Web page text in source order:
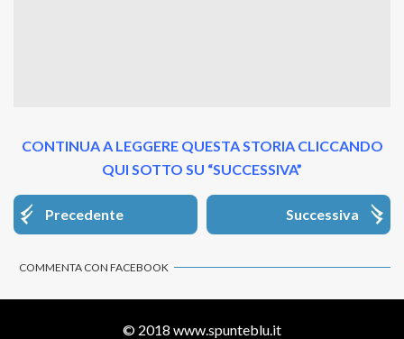
CONTINUA A LEGGERE QUESTA STORIA CLICCANDO
QUI SOTTO SU “SUCCESSIVA”
Precedente Successiva
COMMENTA CON FACEBOOK
© 2018 www.spunteblu.it